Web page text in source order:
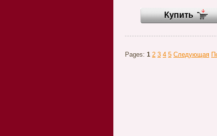
Pages: 1 2 3 4 5 Следующая